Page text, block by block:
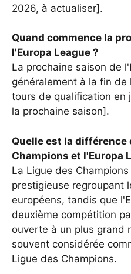
2026, à actualiser].
Quand commence la
l'Europa League ?
La prochaine saison de
généralement à la fin
tours de qualification en
la prochaine saison].
Quelle est la différence
Champions et l'Europa
La Ligue des
prestigieuse regroupant
européens, tandis que
deuxième compétition
ouverte à un plus grand
souvent considérée
Ligue des Champions.